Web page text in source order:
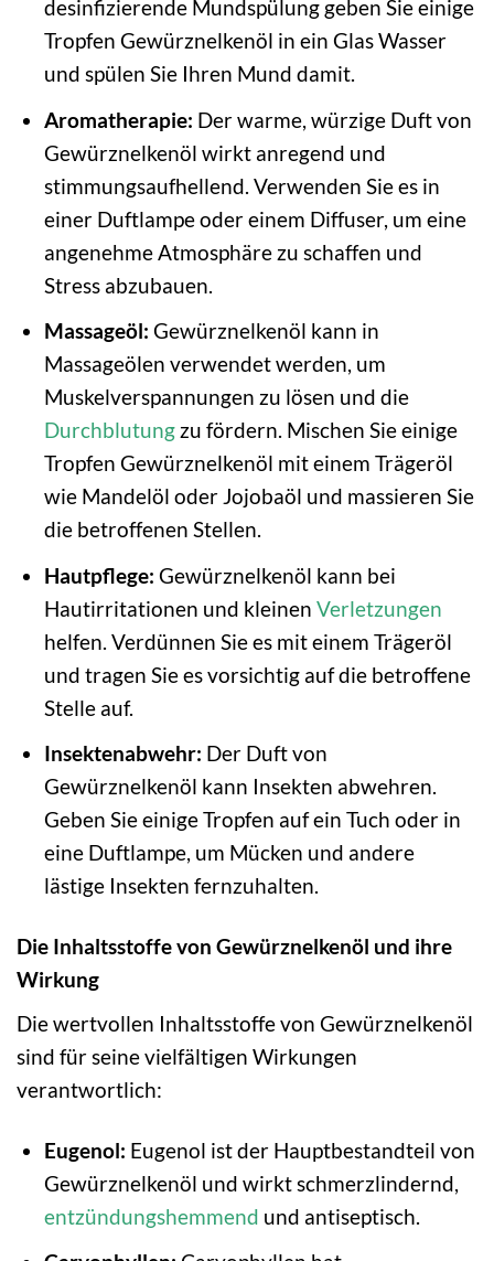
desinfizierende Mundspülung geben Sie einige
Tropfen Gewürznelkenöl in ein Glas Wasser
und spülen Sie Ihren Mund damit.
Aromatherapie: Der warme, würzige Duft von
Gewürznelkenöl wirkt anregend und
stimmungsaufhellend. Verwenden Sie es in
einer Duftlampe oder einem Diffuser, um eine
angenehme Atmosphäre zu schaffen und
Stress abzubauen.
Massageöl: Gewürznelkenöl kann in
Massageölen verwendet werden, um
Muskelverspannungen zu lösen und die
Durchblutungzu fördern. Mischen Sie einige
Tropfen Gewürznelkenöl mit einem Trägeröl
wie Mandelöl oder Jojobaöl und massieren Sie
die betroffenen Stellen.
Hautpflege: Gewürznelkenöl kann bei
Hautirritationen und kleinen Verletzungen
helfen. Verdünnen Sie es mit einem Trägeröl
und tragen Sie es vorsichtig auf die betroffene
Stelle auf.
Insektenabwehr: Der Duft von
Gewürznelkenöl kann Insekten abwehren.
Geben Sie einige Tropfen auf ein Tuch oder in
eine Duftlampe, um Mücken und andere
lästige Insekten fernzuhalten.
Die Inhaltsstoffe von Gewürznelkenöl und ihre
Wirkung
Die wertvollen Inhaltsstoffe von Gewürznelkenöl
sind für seine vielfältigen Wirkungen
verantwortlich:
Eugenol: Eugenol ist der Hauptbestandteil von
Gewürznelkenöl und wirkt schmerzlindernd,
entzündungshemmend und antiseptisch.